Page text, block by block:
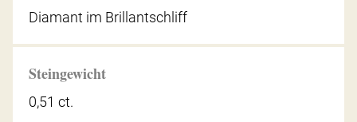
Diamant im Brillantschliff
Steingewicht
0,51 ct.